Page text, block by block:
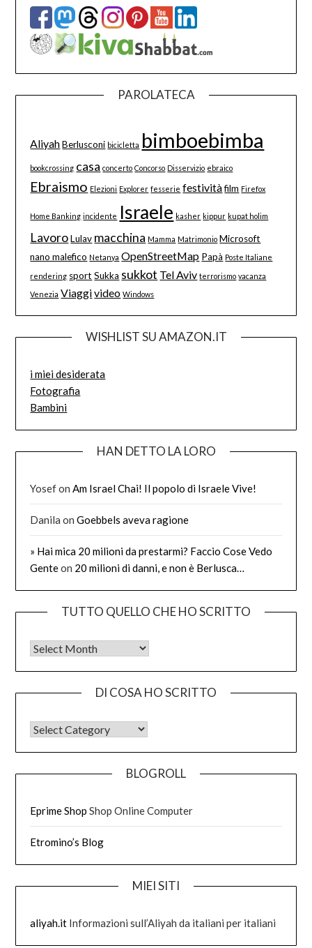
PAROLATECA
Aliyah Berlusconi bicicletta bimboebimba
bookcrossing casa concerto Concorso Disservizio ebraico
Ebraismo Elezioni Explorer fesserie festività film Firefox
Home Banking incidente Israele kasher kippur kupat holim
Lavoro Lulav macchina Mamma Matrimonio Microsoft
nano malefico Netanya OpenStreetMap Papà Poste Italiane
rendering sport Sukka sukkot Tel Aviv terrorismo vacanza
Venezia Viaggivideo Windows
WISHLIST SU AMAZON.IT
i miei desiderata
Fotografia
Bambini
HAN DETTO LA LORO
YosefonAm Israel Chai! Il popolo di Israele Vive!
Danila onGoebbels aveva ragione
» Hai mica 20 milioni da prestarmi? Faccio Cose Vedo
Genteon 20 milioni di danni, e non è Berlusca…
TUTTO QUELLO CHE HO SCRITTO
Tutto quello che ho scritto
DI COSA HO SCRITTO
DI COSA HO SCRITTO
BLOGROLL
Eprime Shop Shop Online Computer
Etromino’s Blog
MIEI SITI
aliyah.it Informazioni sull’Aliyah da italiani per italiani